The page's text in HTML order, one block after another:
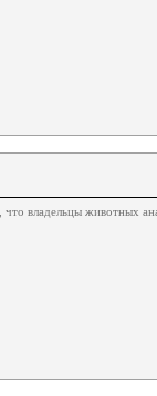
владельцы животных